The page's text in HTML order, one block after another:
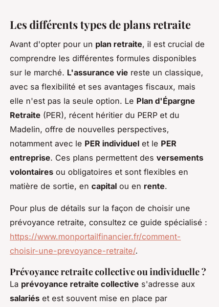
Les différents types de plans retraite
Avant d'opter pour un plan retraite, il est crucial de
comprendre les différentes formules disponibles
sur le marché. L'assurance vie reste un classique,
avec sa flexibilité et ses avantages fiscaux, mais
elle n'est pas la seule option. Le Plan d'Épargne
Retraite (PER), récent héritier du PERP et du
Madelin, offre de nouvelles perspectives,
notamment avec le PER individuel et le PER
entreprise. Ces plans permettent des versements
volontaires ou obligatoires et sont flexibles en
matière de sortie, en capital ou en rente.
Pour plus de détails sur la façon de choisir une
prévoyance retraite, consultez ce guide spécialisé :
https://www.monportailfinancier.fr/comment-
choisir-une-prevoyance-retraite/.
Prévoyance retraite collective ou individuelle ?
La prévoyance retraite collective s'adresse aux
salariés et est souvent mise en place par